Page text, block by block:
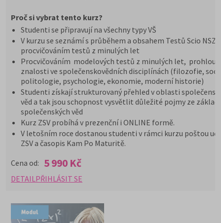
Proč si vybrat tento kurz?
Studenti se připravují na všechny typy VŠ
V kurzu se seznámí s průběhem a obsahem Testů Scio NSZ
procvičováním testů z minulých let
Procvičováním modelových testů z minulých let,
znalosti ve společenskovědních disciplínách (filozofie,
politologie, psychologie, ekonomie, moderní historie)
Studenti získají strukturovaný přehled v oblasti
věd a tak jsou schopnost vysvětlit důležité pojmy ze
společenských věd
Kurz ZSV probíhá v prezenční i ONLINE formě.
V letošním roce dostanou studenti v rámci kurzu poštou
ZSV a časopis Kam Po Maturitě.
Cena od: 5 990 Kč
DETAIL PŘIHLÁSIT SE